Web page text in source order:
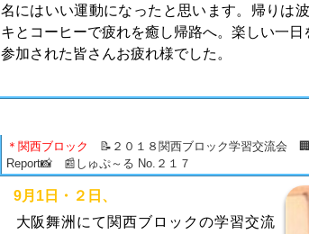
名にはいい運動になったと思います。帰りは
キとコーヒーで疲れを癒し帰路へ。楽しい一
参加された皆さんお疲れ様でした。
＊関西ブロック
📝２０１８関西ブロック学習交流会
Report📸 📰しゅぷ～る No.２１７
9月1日・２日、
大阪舞洲にて関西ブロックの学習交流